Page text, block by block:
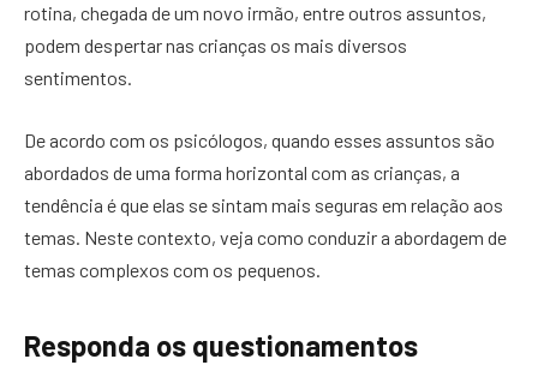
rotina, chegada de um novo irmão, entre outros assuntos,
podem despertar nas crianças os mais diversos
sentimentos.
De acordo com os psicólogos, quando esses assuntos são
abordados de uma forma horizontal com as crianças, a
tendência é que elas se sintam mais seguras em relação aos
temas. Neste contexto, veja como conduzir a abordagem de
temas complexos com os pequenos.
Responda os questionamentos